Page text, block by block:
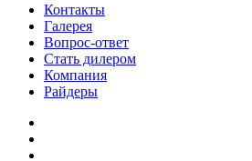
Контакты
Галерея
Вопрос-ответ
Стать дилером
Компания
Райдеры